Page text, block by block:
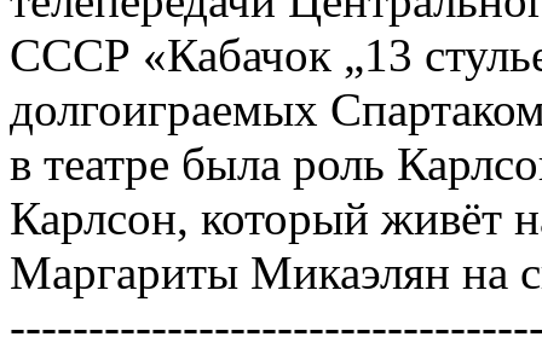
СССР «Кабачок „13
долгоиграемых
в театре была роль
Карлсон, который живёт
Маргариты Микаэлян на